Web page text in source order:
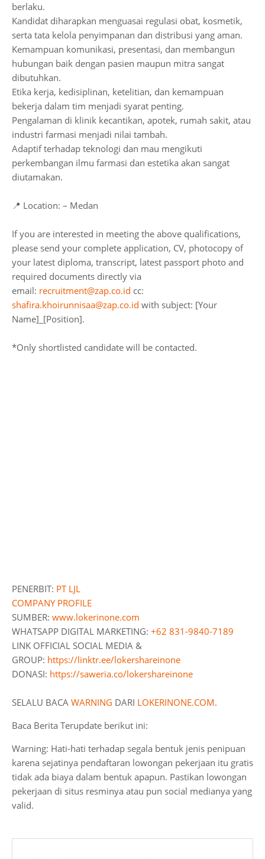
berlaku.
Kandidat diharapkan menguasai regulasi obat, kosmetik,
serta tata kelola penyimpanan dan distribusi yang aman.
Kemampuan komunikasi, presentasi, dan membangun
hubungan baik dengan pasien maupun mitra sangat
dibutuhkan.
Etika kerja, kedisiplinan, ketelitian, dan kemampuan
bekerja dalam tim menjadi syarat penting.
Pengalaman di klinik kecantikan, apotek, rumah sakit, atau
industri farmasi menjadi nilai tambah.
Adaptif terhadap teknologi dan mau mengikuti
perkembangan ilmu farmasi dan estetika akan sangat
diutamakan.
📍 Location: – Medan
If you are interested in meeting the above qualifications,
please send your complete application, CV, photocopy of
your latest diploma, transcript, latest passport photo and
required documents directly via
email: recruitment@zap.co.id cc:
shafira.khoirunnisaa@zap.co.id with subject: [Your
Name]_[Position].
*Only shortlisted candidate will be contacted.
PENERBIT: PT LJL
COMPANY PROFILE
SUMBER: www.lokerinone.com
WHATSAPP DIGITAL MARKETING: +62 831-9840-7189
LINK OFFICIAL SOCIAL MEDIA &
GROUP: https://linktr.ee/lokershareinone
DONASI: https://saweria.co/lokershareinone
SELALU BACA WARNING DARI LOKERINONE.COM.
Baca Berita Terupdate berikut ini:
Warning: Hati-hati terhadap segala bentuk jenis penipuan
karena sejatinya pendaftaran lowongan pekerjaan itu gratis
tidak ada biaya dalam bentuk apapun. Pastikan lowongan
pekerjaan di situs resminya atau pun social medianya yang
valid.